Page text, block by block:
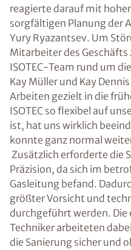
reagierte darauf mit
sorgfältigen Planung der
Yury Ryazantsev. Um
Mitarbeiter des
ISOTEC-Team rund um
Kay Müller und Kay
Arbeiten gezielt in die
ISOTEC so flexibel auf
ist, hat uns wirklich
konnte ganz normal
Zusätzlich erforderte die
Präzision, da sich im
Gasleitung befand.
größter Vorsicht und
durchgeführt werden. Die
Techniker arbeiteten
die Sanierung sicher und